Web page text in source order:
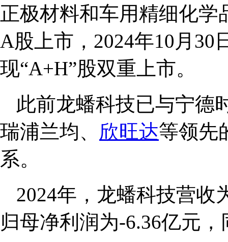
正极材料和车用精细化学
A股上市，2024年10月30
现“A+H”股双重上市。
此前龙蟠科技已与宁德
瑞浦兰均、 欣旺达等领先
系。
2024年，龙蟠科技营收
归母净利润为-6.36亿元，